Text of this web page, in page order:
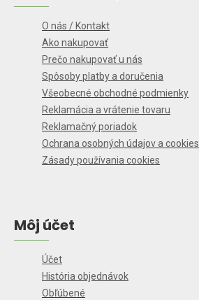
O nás / Kontakt
Ako nakupovať
Prečo nakupovať u nás
Spôsoby platby a doručenia
Všeobecné obchodné podmienky
Reklamácia a vrátenie tovaru
Reklamačný poriadok
Ochrana osobných údajov a cookies
Zásady používania cookies
Môj účet
Účet
História objednávok
Obľúbené